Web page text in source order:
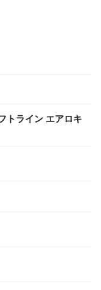
トライン エアロキ